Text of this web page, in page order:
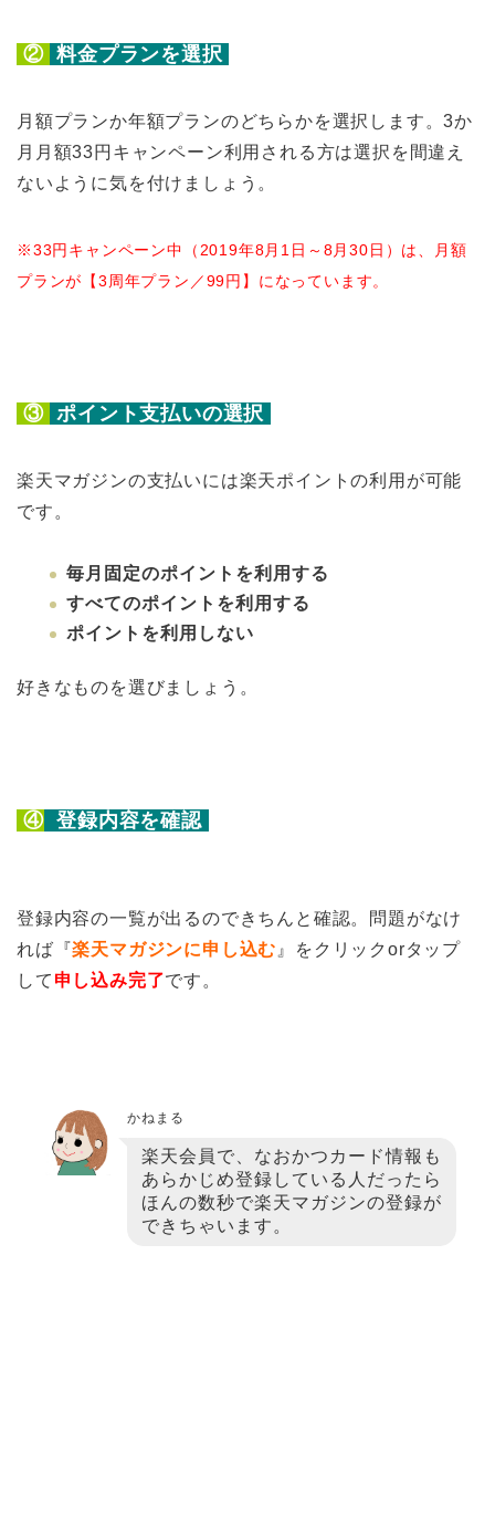
② 料金プランを選択
月額プランか年額プランのどちらかを選択します。3か
月月額33円キャンペーン利用される方は選択を間違え
ないように気を付けましょう。
※33円キャンペーン中（2019年8月1日～8月30日）は、月額
プランが【3周年プラン／99円】になっています。
③ ポイント支払いの選択
楽天マガジンの支払いには楽天ポイントの利用が可能
です。
毎月固定のポイントを利用する
すべてのポイントを利用する
ポイントを利用しない
好きなものを選びましょう。
④登録内容を確認
登録内容の一覧が出るのできちんと確認。問題がなけ
れば『楽天マガジンに申し込む 』をクリックorタップ
して 申し込み完了です。
かねまる
楽天会員で、なおかつカード情報も
あらかじめ登録している人だったら
ほんの数秒で楽天マガジンの登録が
できちゃいます。